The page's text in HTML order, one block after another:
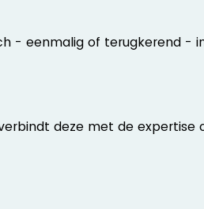
- eenmalig of terugkerend -
deze met de expertise